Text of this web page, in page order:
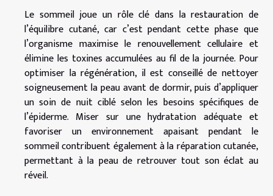
Le sommeil joue un rôle clé dans la restauration de
l’équilibre cutané, car c’est pendant cette phase que
l’organisme maximise le renouvellement cellulaire et
élimine les toxines accumulées au fil de la journée. Pour
optimiser la régénération, il est conseillé de nettoyer
soigneusement la peau avant de dormir, puis d’appliquer
un soin de nuit ciblé selon les besoins spécifiques de
l’épiderme. Miser sur une hydratation adéquate et
favoriser un environnement apaisant pendant le
sommeil contribuent également à la réparation cutanée,
permettant à la peau de retrouver tout son éclat au
réveil.